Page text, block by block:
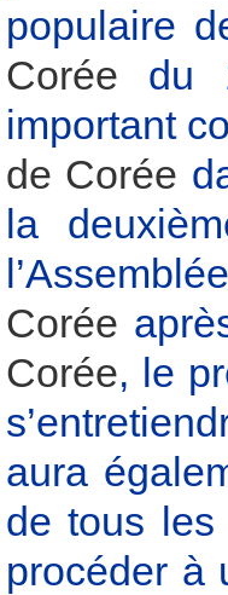
populaire
Corée du
important
de Corée
la
Corée
Corée, le
aura
de tous les
procéder à